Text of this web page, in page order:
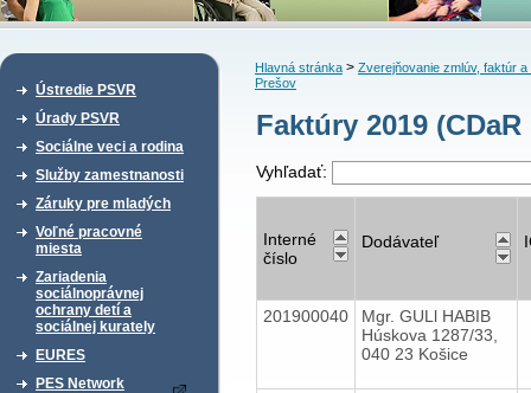
Ústredie PSVR
Úrady PSVR
Sociálne veci a rodina
Služby zamestnanosti
Záruky pre mladých
Voľné pracovné
miesta
Zariadenia
sociálnoprávnej
ochrany detí a
sociálnej kurately
EURES
PES Network
Hlavná stránka> Zverejňovanie zmlúv, faktúr a
Prešov
Faktúry 2019
Vyhľadať:
Interné
číslo
Dodávateľ
201900040
Mgr. GULl HABIB
Húskova 1287/33,
040 23 Košice